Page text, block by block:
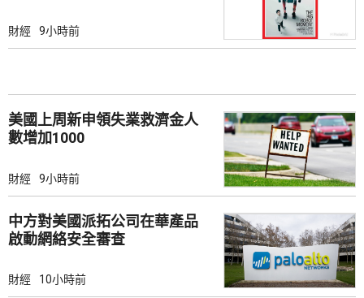
財經 9小時前
美國上周新申領失業救濟金人
數增加1000
財經 9小時前
中方對美國派拓公司在華產品
啟動網絡安全審查
財經 10小時前